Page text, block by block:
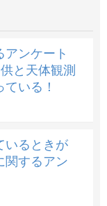
アンケート
と天体観測
いる！
いるときが
関するアン